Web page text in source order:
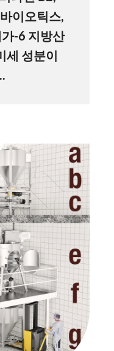
이오틱스,
-6 지방산
세 성분이